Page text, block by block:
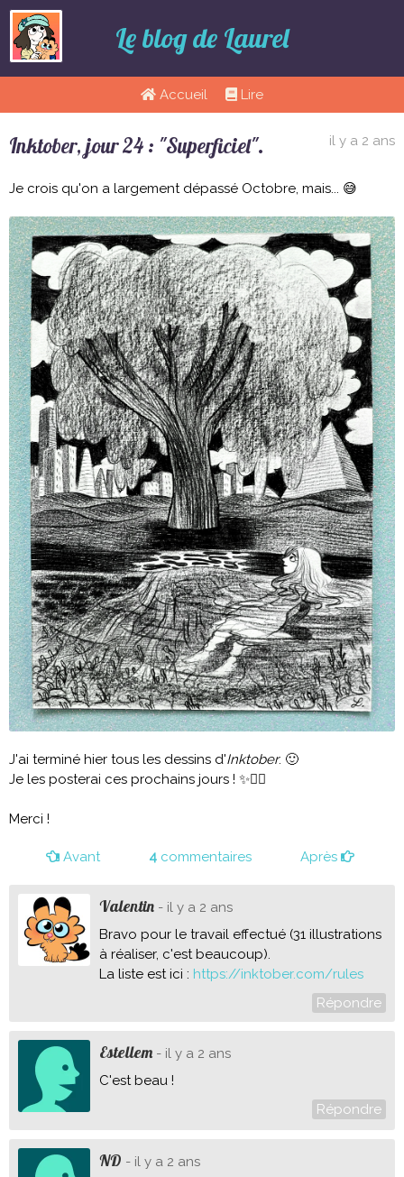
Le blog de Laurel
Accueil Lire
Inktober, jour 24 : "Superficiel". il y a 2 ans
Je crois qu'on a largement dépassé Octobre, mais... 😅
J'ai terminé hier tous les dessins d'Inktober. 🙂
Je les posterai ces prochains jours ! ✨✍🏻
Merci !
Avant 4commentaires Après
Valentin - il y a 2 ans
Bravo pour le travail effectué (31 illustrations
à réaliser, c'est beaucoup).
La liste est ici : https://inktober.com/rules
Répondre
Estellem- il y a 2 ans
C'est beau !
Répondre
ND - il y a 2 ans